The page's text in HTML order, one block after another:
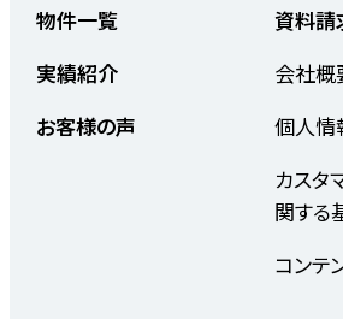
物件一覧
実績紹介
お客様の声
資料請
会社概
個人情
カスタ
関する
コンテ